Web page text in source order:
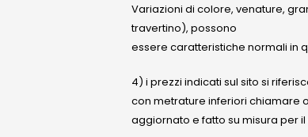
Variazioni di colore, venature,
travertino), possono
essere caratteristiche normali in
4) i prezzi indicati sul sito si
con metrature inferiori chiamare
aggiornato e fatto su misura per il